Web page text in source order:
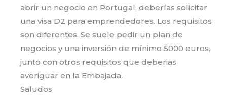
abrir un negocio en Portugal, deberías solicitar
una visa D2 para emprendedores. Los requisitos
son diferentes. Se suele pedir un plan de
negocios y una inversión de mínimo 5000 euros,
junto con otros requisitos que deberias
averiguar en la Embajada.
Saludos